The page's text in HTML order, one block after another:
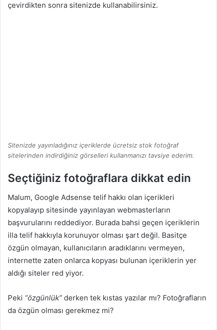
çevirdikten sonra sitenizde kullanabilirsiniz.
Sitenizde yayınladığınız içeriklerde ücretsiz stok fotoğraf
sitelerinden indirdiğiniz görselleri kullanmanızı tavsiye ederim.
Seçtiğiniz fotoğraflara dikkat edin
Malum, Google Adsense telif hakkı olan içerikleri
kopyalayıp sitesinde yayınlayan webmasterların
başvurularını reddediyor. Burada bahsi geçen içeriklerin
illa telif hakkıyla korunuyor olması şart değil. Basitçe
özgün olmayan, kullanıcıların aradıklarını vermeyen,
internette zaten onlarca kopyası bulunan içeriklerin yer
aldığı siteler red yiyor.
Peki “özgünlük” derken tek kıstas yazılar mı? Fotoğrafların
da özgün olması gerekmez mi?